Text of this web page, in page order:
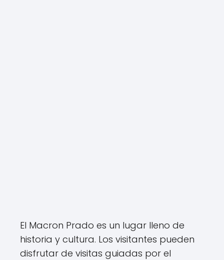
El Macron Prado es un lugar lleno de
historia y cultura. Los visitantes pueden
disfrutar de visitas guiadas por el